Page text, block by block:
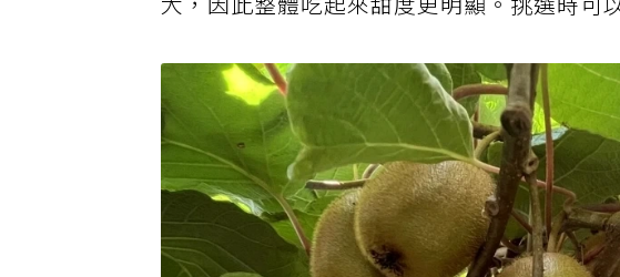
大，因此整體吃起來甜度更明顯。挑選時可